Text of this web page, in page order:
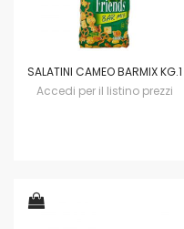
SALATINI CAMEO BARMIX KG.1
Accedi per il listino prezzi